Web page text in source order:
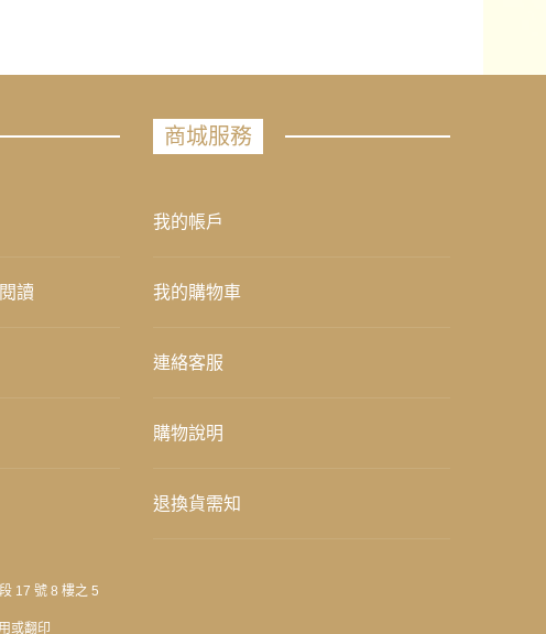
讀
商城服務
我的帳戶
我的購物車
連絡客服
購物說明
退換貨需知
17 號 8 樓之 5
或翻印